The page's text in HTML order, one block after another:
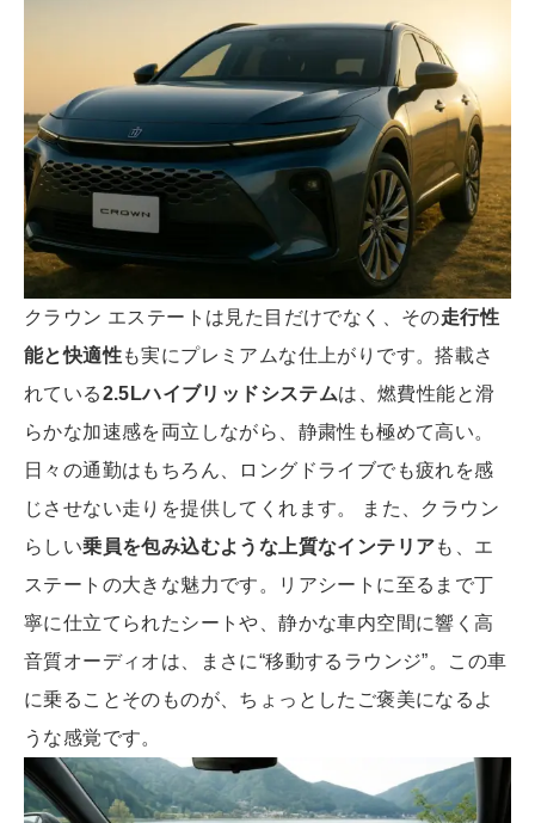
クラウン エステートは見た目だけでなく、その走行性
能と快適性も実にプレミアムな仕上がりです。搭載さ
れている2.5Lハイブリッドシステムは、燃費性能と滑
らかな加速感を両立しながら、静粛性も極めて高い。
日々の通勤はもちろん、ロングドライブでも疲れを感
じさせない走りを提供してくれます。 また、クラウン
らしい乗員を包み込むような上質なインテリアも、エ
ステートの大きな魅力です。リアシートに至るまで丁
寧に仕立てられたシートや、静かな車内空間に響く高
音質オーディオは、まさに“移動するラウンジ”。この車
に乗ることそのものが、ちょっとしたご褒美になるよ
うな感覚です。